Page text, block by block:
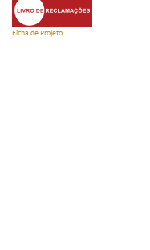
Ficha de Projeto